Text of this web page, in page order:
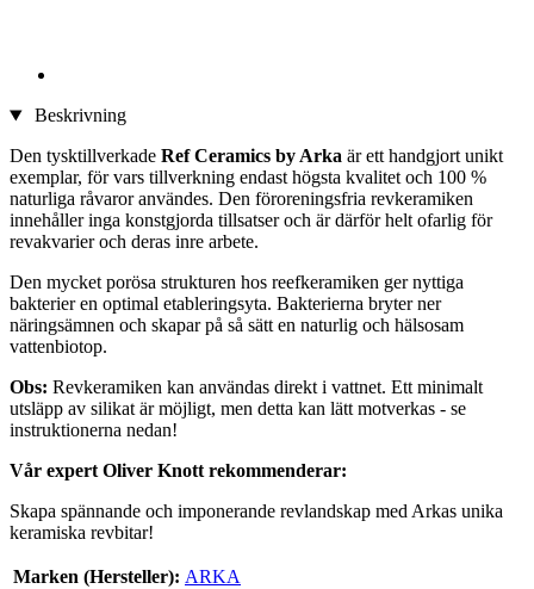
Beskrivning
Den tysktillverkade Ref Ceramics by Arka är ett handgjort unikt
exemplar, för vars tillverkning endast högsta kvalitet och 100 %
naturliga råvaror användes. Den föroreningsfria revkeramiken
innehåller inga konstgjorda tillsatser och är därför helt ofarlig för
revakvarier och deras inre arbete.
Den mycket porösa strukturen hos reefkeramiken ger nyttiga
bakterier en optimal etableringsyta. Bakterierna bryter ner
näringsämnen och skapar på så sätt en naturlig och hälsosam
vattenbiotop.
Obs: Revkeramiken kan användas direkt i vattnet. Ett minimalt
utsläpp av silikat är möjligt, men detta kan lätt motverkas - se
instruktionerna nedan!
Vår expert Oliver Knott rekommenderar:
Skapa spännande och imponerande revlandskap med Arkas unika
keramiska revbitar!
Marken (Hersteller): ARKA